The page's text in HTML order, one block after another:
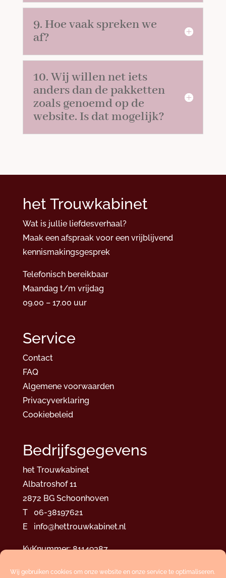
Wij gebruiken cookies om onze website en onze service te optimaliseren.
9. Hoe vaak spreken we
af?
10. Wij willen net iets
anders dan de pakketten
zoals genoemd op de
website. Is dat mogelijk?
het Trouwkabinet
Wat is jullie liefdesverhaal?
Maak een afspraak voor een vrijblijvend
kennismakingsgesprek
Telefonisch bereikbaar
Maandag t/m vrijdag
09.00 – 17.00 uur
Service
Contact
FAQ
Algemene voorwaarden
Privacyverklaring
Cookiebeleid
Bedrijfsgegevens
het Trouwkabinet
Albatroshof 11
2872 BG Schoonhoven
T 06-38197621
E info@hettrouwkabinet.nl
KvKnummer: 81149387